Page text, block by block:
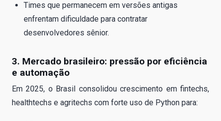
Times que permanecem em versões antigas
enfrentam dificuldade para contratar
desenvolvedores sênior.
3. Mercado brasileiro: pressão por eficiência
e automação
Em 2025, o Brasil consolidou crescimento em fintechs,
healthtechs e agritechs com forte uso de Python para: